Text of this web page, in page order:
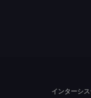
インターシ